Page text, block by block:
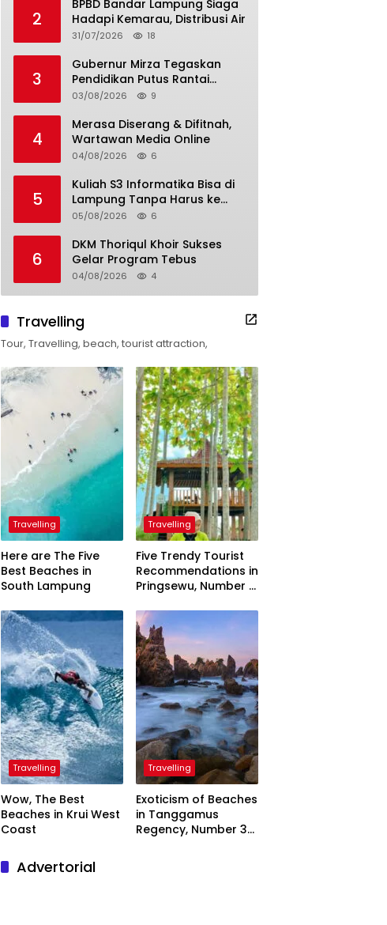
2
BPBD Bandar Lampung Siaga
Hadapi Kemarau, Distribusi Air
31/07/2026 18
3
Gubernur Mirza Tegaskan
Pendidikan Putus Rantai
Kemiskinan
03/08/2026 9
4
Merasa Diserang & Difitnah,
Wartawan Media Online
04/08/2026 6
5
Kuliah S3 Informatika Bisa di
Lampung Tanpa Harus ke
Luar Daerah
05/08/2026 6
6
DKM Thoriqul Khoir Sukses
Gelar Program Tebus
04/08/2026 4
Travelling
Tour, Travelling, beach, tourist attraction,
Travelling
Here are The Five
Best Beaches in
South Lampung
Travelling
Five Trendy Tourist
Recommendations in
Pringsewu, Number 3
President
Travelling
Wow, The Best
Beaches in Krui West
Coast
Travelling
Exoticism of Beaches
in Tanggamus
Regency, Number 3
Advertorial